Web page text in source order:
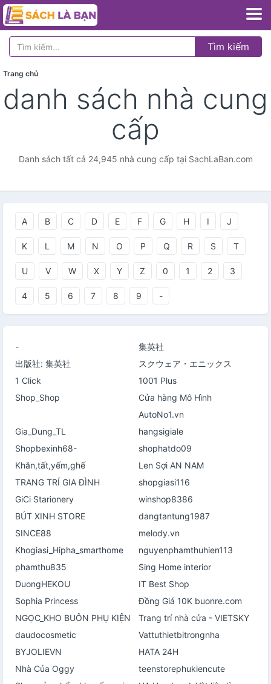
Tìm kiếm
Trang chủ
danh sách nhà cung
cấp
Danh sách tất cả 24,945 nhà cung cấp tại SachLaBan.com
A B C D E F G H I J
K L M N O P Q R S T
U V W X Y Z 0 1 2 3
4 5 6 7 8 9 -
-
集英社
出版社: 集英社
スクウェア・エニックス
1 Click
1001 Plus
Shop_Shop
Cửa hàng Mô Hình
AutoNo1.vn
Gia_Dung_TL
hangsigiale
Shopbexinh68-
Khăn,tất,yếm,ghế
shophatdo09
Len Sợi AN NAM
TRANG TRÍ GIA ĐÌNH
shopgiasi116
GiCi Starionery
winshop8386
BÚT XINH STORE
dangtantung1987
SINCE88
melody.vn
Khogiasi_Hipha_smarthome
nguyenphamthuhien113
phamthu835
Sing Home interior
DuongHEKOU
IT Best Shop
Sophia Princess
Đồng Giá 10K buonre.com
NGỌC_KHO BUÔN PHỤ KIỆN
Trang trí nhà cửa - VIETSKY
daudocosmetic
Vattuthietbitrongnha
BYJOLIEVN
HATA 24H
Nhà Của Oggy
teenstorephukiencute